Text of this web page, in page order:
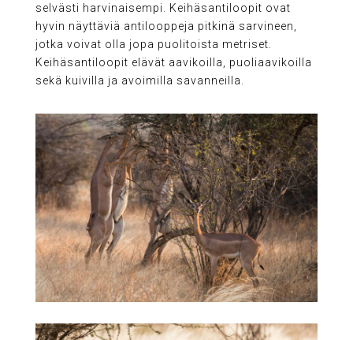
selvästi harvinaisempi. Keihäsantiloopit ovat
hyvin näyttäviä antilooppeja pitkinä sarvineen,
jotka voivat olla jopa puolitoista metriset.
Keihäsantiloopit elävät aavikoilla, puoliaavikoilla
sekä kuivilla ja avoimilla savanneilla.